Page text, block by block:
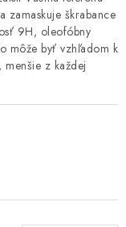
zamaskuje škrabance
9H, oleofóbny
môže byť vzhľadom k
z každej